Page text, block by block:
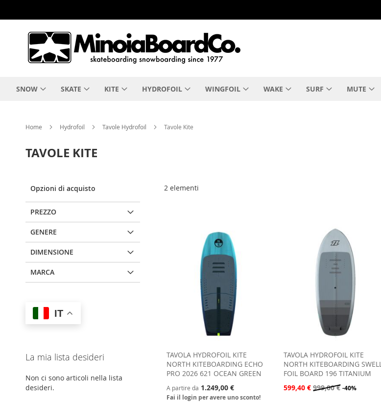
SNOW SKATE KITE HYDROFOIL WINGFOIL WAKE SURF MUTE
Home Hydrofoil Tavole Hydrofoil Tavole Kite
TAVOLE KITE
2 elementi
TAVOLA HYDROFOIL KITE
NORTH KITEBOARDING ECHO
PRO 2026 621 OCEAN GREEN
A partire da 1.249,00 €
Fai il login per avere uno sconto!
TAVOLA HYDROFOIL KITE
NORTH KITEBOARDING SWELL
FOIL BOARD 196 TITANIUM
599,40 € 999,00 € -40%
Opzioni di acquisto
PREZZO
GENERE
DIMENSIONE
MARCA
IT
La mia lista desideri
Non ci sono articoli nella lista
desideri.